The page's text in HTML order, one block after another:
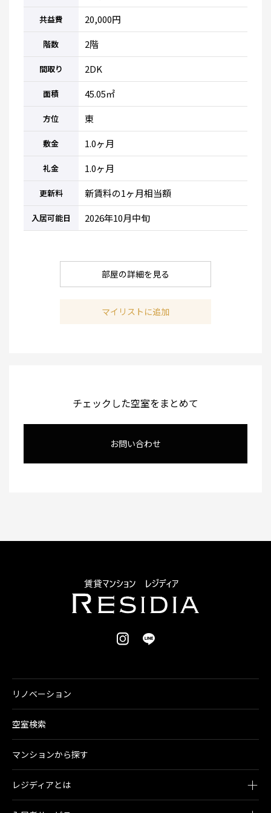
共益費 20,000円
階数 2階
間取り 2DK
面積 45.05㎡
方位 東
敷金 1.0ヶ月
礼金 1.0ヶ月
更新料 新賃料の1ヶ月相当額
入居可能日 2026年10月中旬
部屋の詳細を見る
マイリストに追加
チェックした空室をまとめて
お問い合わせ
空室検索
マンションから探す
レジディアとは
リノベーション